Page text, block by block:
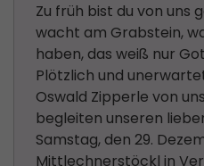
Zu früh bist du von uns
wacht am Grabstein,
haben, das weiß nur
Plötzlich und
Oswald Zipperle von
begleiten unseren
Samstag, den 29.
Mittlechnerstöckl in